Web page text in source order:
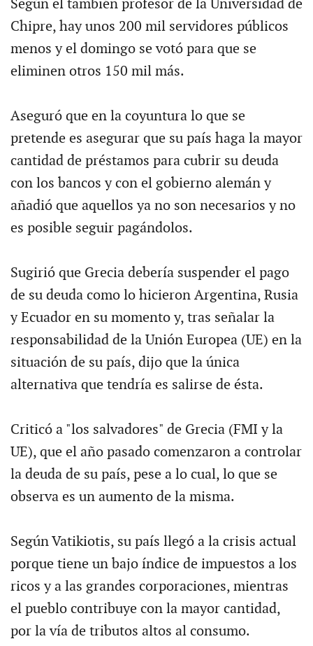
Según el también profesor de la Universidad de
Chipre, hay unos 200 mil servidores públicos
menos y el domingo se votó para que se
eliminen otros 150 mil más.
Aseguró que en la coyuntura lo que se
pretende es asegurar que su país haga la mayor
cantidad de préstamos para cubrir su deuda
con los bancos y con el gobierno alemán y
añadió que aquellos ya no son necesarios y no
es posible seguir pagándolos.
Sugirió que Grecia debería suspender el pago
de su deuda como lo hicieron Argentina, Rusia
y Ecuador en su momento y, tras señalar la
responsabilidad de la Unión Europea (UE) en la
situación de su país, dijo que la única
alternativa que tendría es salirse de ésta.
Criticó a "los salvadores" de Grecia (FMI y la
UE), que el año pasado comenzaron a controlar
la deuda de su país, pese a lo cual, lo que se
observa es un aumento de la misma.
Según Vatikiotis, su país llegó a la crisis actual
porque tiene un bajo índice de impuestos a los
ricos y a las grandes corporaciones, mientras
el pueblo contribuye con la mayor cantidad,
por la vía de tributos altos al consumo.